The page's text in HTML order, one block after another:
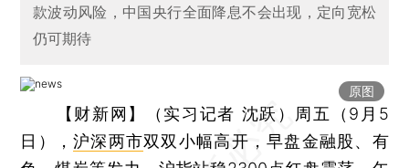
款波动风险，中国央行全面降息不会出现，定向宽松
仍可期待
原图
【财新网】（实习记者 沈跃） 周五（9月5
日），沪深两市双双小幅高开，早盘金融股、有